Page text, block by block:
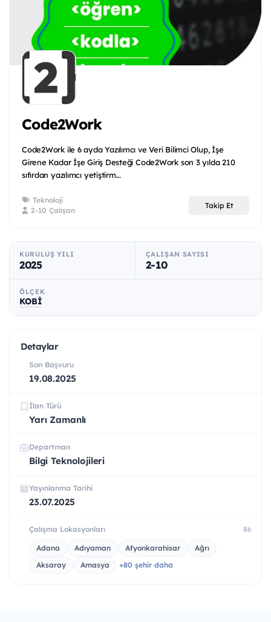
Code2Work
Code2Work ile 6 ayda Yazılımcı ve Veri Bilimci Olup, İşe
Girene Kadar İşe Giriş Desteği Code2Work son 3 yılda 210
sıfırdan yazılımcı yetiştirm...
Teknoloji
2-10 Çalışan
Takip Et
KURULUŞ YILI
2025
ÇALIŞAN SAYISI
2-10
ÖLÇEK
KOBİ
Detaylar
Son Başvuru
19.08.2025
İlan Türü
Yarı Zamanlı
Departman
Bilgi Teknolojileri
Yayınlanma Tarihi
23.07.2025
Çalışma Lokasyonları 86
Adana Adıyaman Afyonkarahisar
Ağrı
Aksaray
Amasya +80 şehir daha